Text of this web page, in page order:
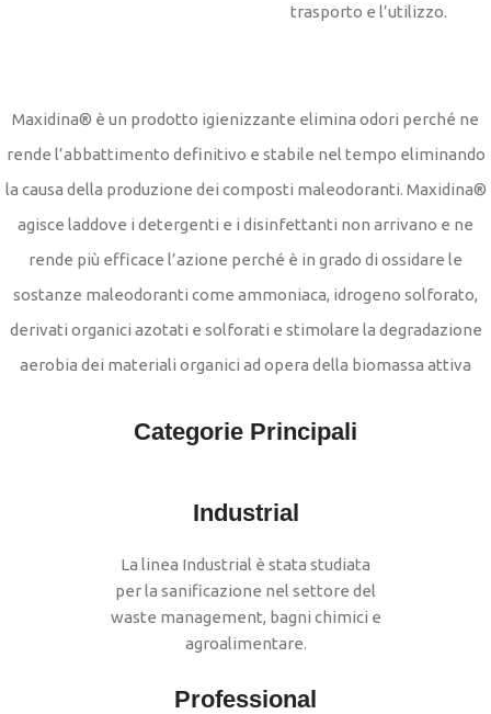
trasporto e l’utilizzo.
Maxidina® è un prodotto igienizzante elimina odori perché ne
rende l’abbattimento definitivo e stabile nel tempo eliminando
la causa della produzione dei composti maleodoranti. Maxidina®
agisce laddove i detergenti e i disinfettanti non arrivano e ne
rende più efficace l’azione perché è in grado di ossidare le
sostanze maleodoranti come ammoniaca, idrogeno solforato,
derivati organici azotati e solforati e stimolare la degradazione
aerobia dei materiali organici ad opera della biomassa attiva
Categorie Principali
Industrial
La linea Industrial è stata studiata
per la sanificazione nel settore del
waste management, bagni chimici e
agroalimentare.
Professional